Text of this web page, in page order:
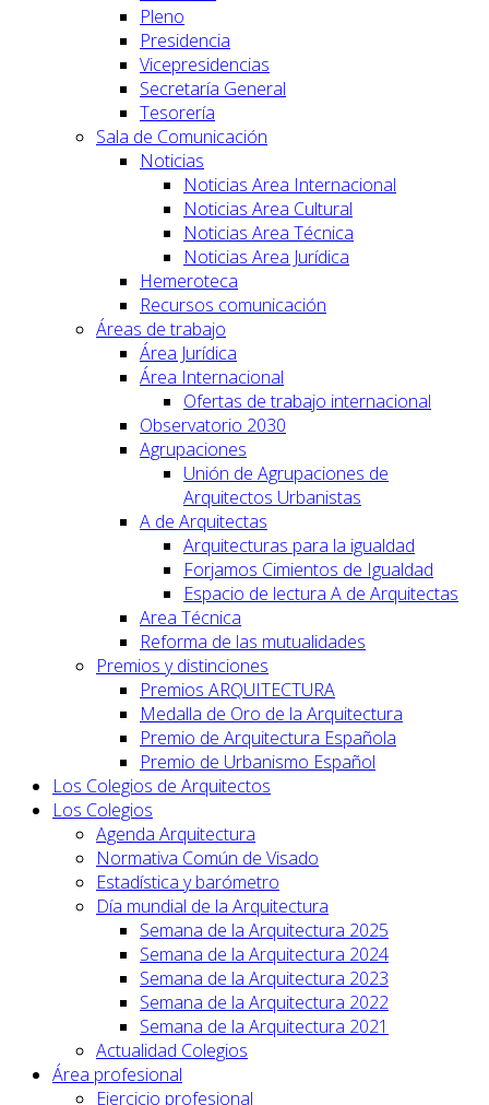
Pleno
Presidencia
Vicepresidencias
Secretaría General
Tesorería
Sala de Comunicación
Noticias
Noticias Area Internacional
Noticias Area Cultural
Noticias Area Técnica
Noticias Area Jurídica
Hemeroteca
Recursos comunicación
Áreas de trabajo
Área Jurídica
Área Internacional
Ofertas de trabajo internacional
Observatorio 2030
Agrupaciones
Unión de Agrupaciones de
Arquitectos Urbanistas
A de Arquitectas
Arquitecturas para la igualdad
Forjamos Cimientos de Igualdad
Espacio de lectura A de Arquitectas
Area Técnica
Reforma de las mutualidades
Premios y distinciones
Premios ARQUITECTURA
Medalla de Oro de la Arquitectura
Premio de Arquitectura Española
Premio de Urbanismo Español
Los Colegios de Arquitectos
Los Colegios
Agenda Arquitectura
Normativa Común de Visado
Estadística y barómetro
Día mundial de la Arquitectura
Semana de la Arquitectura 2025
Semana de la Arquitectura 2024
Semana de la Arquitectura 2023
Semana de la Arquitectura 2022
Semana de la Arquitectura 2021
Actualidad Colegios
Área profesional
Ejercicio profesional